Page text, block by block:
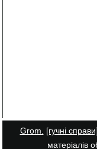
Grom. [гучні справи]
матеріалів